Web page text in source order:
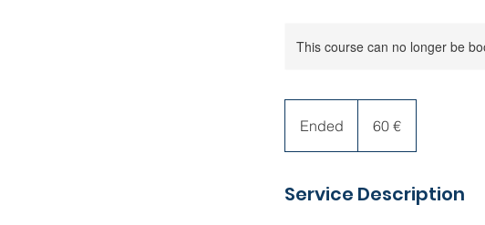
This course can no longer be
Ended
n
e
60 €
Service Description